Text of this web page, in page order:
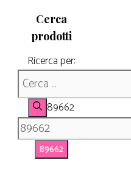
Cerca
prodotti
Ricerca per:
89662